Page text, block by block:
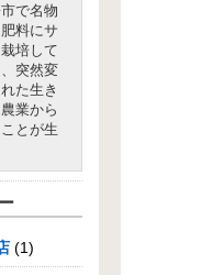
で名物
料にサ
培して
突然変
た生き
業から
とが生
(1)